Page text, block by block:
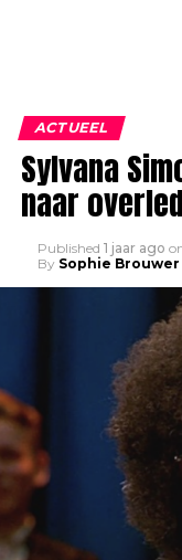
ACTUEEL
Sylvana
naar
Published 1 jaar ago
By Sophie Brouwer